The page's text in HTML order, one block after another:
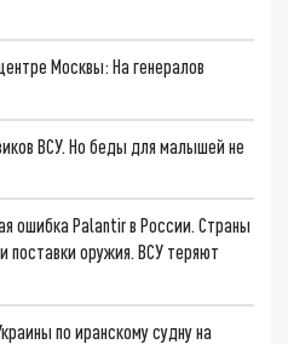
Москвы: На генералов
ВСУ. Но беды для малышей не
ошибка Palantir в России. Страны
поставки оружия. ВСУ теряют
по иранскому судну на